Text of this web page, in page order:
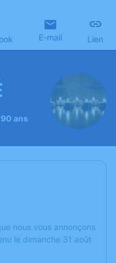
E-mail Lien
ans
nous vous annonçons
le dimanche 31 août